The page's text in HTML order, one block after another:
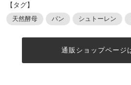
【タグ】
天然酵母 パン シュトーレン
通販ショップページ